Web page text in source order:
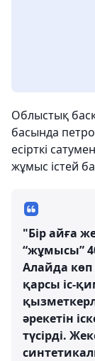
Облыстық
басында
есірткі
жұмыс істей
"Бір айға
“жұмысы”
Алайда
қарсы іс-
әрекетін
түсірді.